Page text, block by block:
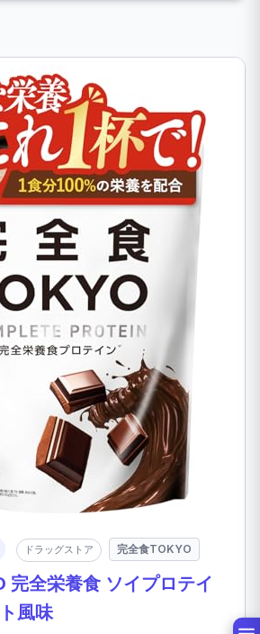
ドラッグストア 完全食TOKYO
完全栄養食 ソイプロテイ
風味